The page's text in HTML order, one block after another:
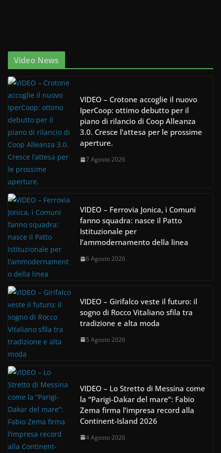
Video News
VIDEO – Crotone accoglie il nuovo
IperCoop: ottimo debutto per il
piano di rilancio di Coop Alleanza
3.0. Cresce l’attesa per le prossime
aperture.
7 Agosto 2026
VIDEO – Ferrovia Jonica, i Comuni
fanno squadra: nasce il Patto
Istituzionale per
l’ammodernamento della linea
6 Agosto 2026
VIDEO – Girifalco veste il futuro: il
sogno di Rocco Vitaliano sfila tra
tradizione e alta moda
5 Agosto 2026
VIDEO – Lo Stretto di Messina come
la “Parigi-Dakar del mare”: Fabio
Zema firma l’impresa record alla
Continent-Island 2026
4 Agosto 2026